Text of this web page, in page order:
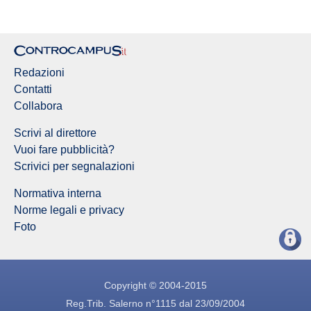
Redazioni
Contatti
Collabora
Scrivi al direttore
Vuoi fare pubblicità?
Scrivici per segnalazioni
Normativa interna
Norme legali e privacy
Foto
Copyright © 2004-2015
Reg.Trib. Salerno n°1115 dal 23/09/2004